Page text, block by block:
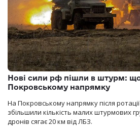
Нові сили рф пішли в штурм: що
Покровському напрямку
На Покровському напрямку після ротації
збільшили кількість малих штурмових
дронів сягає 20 км від ЛБЗ.